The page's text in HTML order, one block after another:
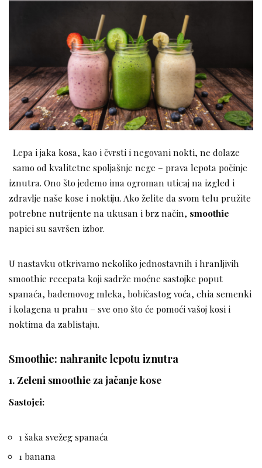
Lepa i jaka kosa, kao i čvrsti i negovani nokti, ne dolaze
samo od kvalitetne spoljašnje nege – prava lepota počinje
iznutra. Ono što jedemo ima ogroman uticaj na izgled i
zdravlje naše kose i noktiju. Ako želite da svom telu pružite
potrebne nutrijente na ukusan i brz način, smoothie
napici su savršen izbor.
U nastavku otkrivamo nekoliko jednostavnih i hranljivih
smoothie recepata koji sadrže moćne sastojke poput
spanaća, bademovog mleka, bobičastog voća, chia semenki
i kolagena u prahu – sve ono što će pomoći vašoj kosi i
noktima da zablistaju.
Smoothie: nahranite lepotu iznutra
1. Zeleni smoothie za jačanje kose
Sastojci:
1 šaka svežeg spanaća
1 banana